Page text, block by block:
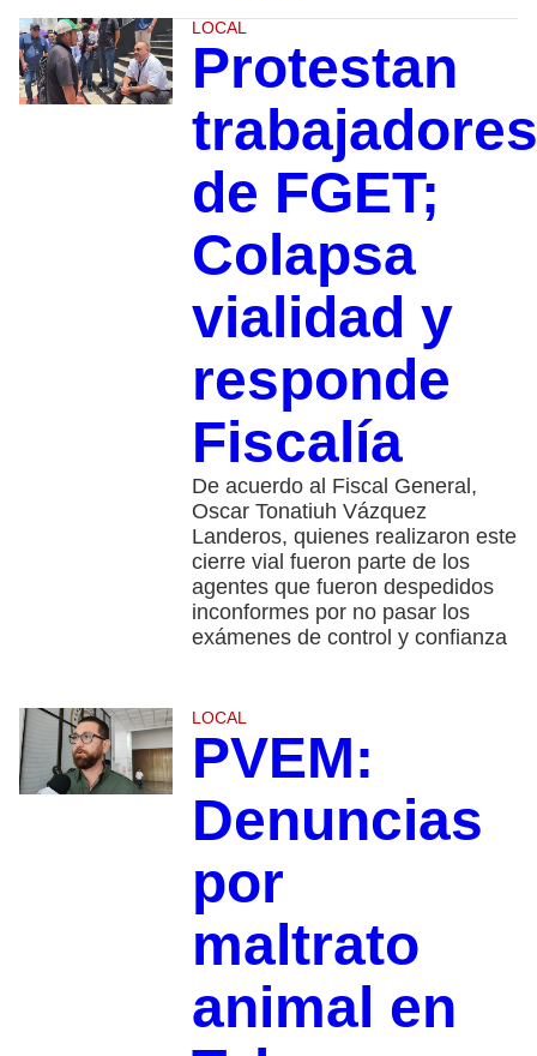
LOCAL
Protestan
trabajadores
de FGET;
Colapsa
vialidad y
responde
Fiscalía
De acuerdo al Fiscal General,
Oscar Tonatiuh Vázquez
Landeros, quienes realizaron este
cierre vial fueron parte de los
agentes que fueron despedidos
inconformes por no pasar los
exámenes de control y confianza
LOCAL
PVEM:
Denuncias
por
maltrato
animal en